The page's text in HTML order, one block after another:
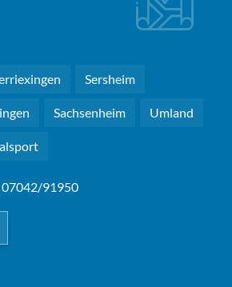
Sersheim
Sachsenheim Umland
07042/91950